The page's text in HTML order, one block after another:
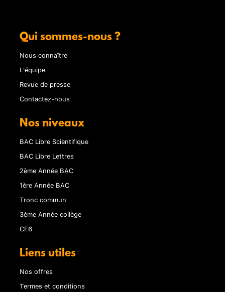
Qui sommes-nous ?
Nous connaître
L'équipe
Revue de presse
Contactez-nous
Nos niveaux
BAC Libre Scientifique
BAC Libre Lettres
2ème Année BAC
1ère Année BAC
Tronc commun
3ème Année collège
CE6
Liens utiles
Nos offres
Termes et conditions